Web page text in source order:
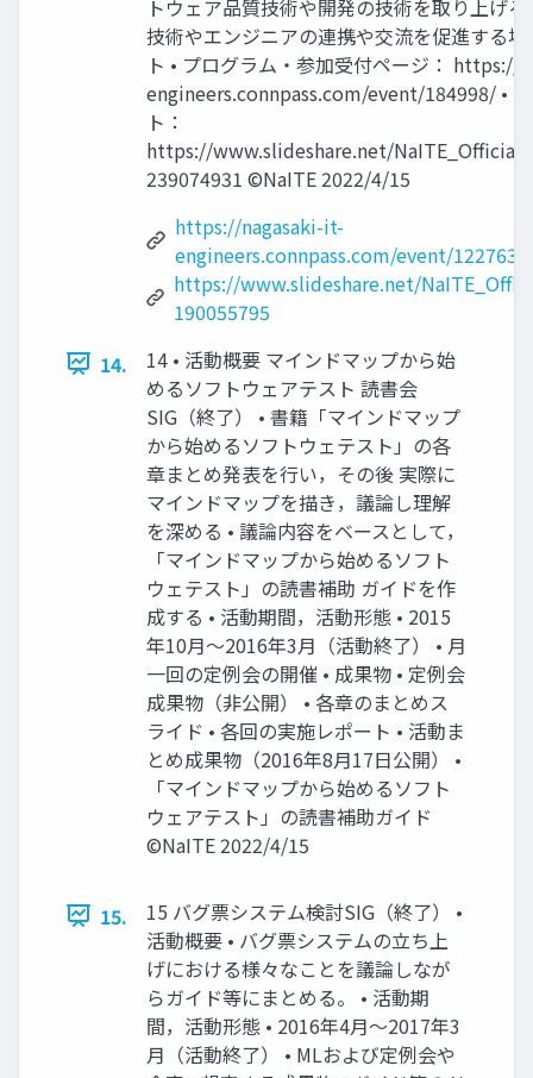
トウェア品質技術や開発の技術を取り上げる
技術やエンジニアの連携や交流を促進する
ト • プログラム・参加受付ページ： https://
engineers.connpass.com/event/184998/ •
ト：
https://www.slideshare.net/
239074931 ©NaITE 2022/4/15
https://nagasaki-it-
engineers.connpass.com/event/122763/
https://www.slideshare.net/
190055795
14.
14 • 活動概要 マインドマップから始
めるソフトウェアテスト 読書会
SIG（終了） • 書籍「マインドマップ
から始めるソフトウェテスト」の各
章まとめ発表を行い，その後 実際に
マインドマップを描き，議論し理解
を深める • 議論内容をベースとして，
「マインドマップから始めるソフト
ウェテスト」の読書補助 ガイドを作
成する • 活動期間，活動形態 • 2015
年10月～2016年3月（活動終了） • 月
一回の定例会の開催 • 成果物 • 定例会
成果物（非公開） • 各章のまとめス
ライド • 各回の実施レポート • 活動ま
とめ成果物（2016年8月17日公開） •
「マインドマップから始めるソフト
ウェアテスト」の読書補助ガイド
©NaITE 2022/4/15
15.
15 バグ票システム検討SIG（終了） •
活動概要 • バグ票システムの立ち上
げにおける様々なことを議論しなが
らガイド等にまとめる。 • 活動期
間，活動形態 • 2016年4月～2017年3
月（活動終了） • MLおよび定例会や